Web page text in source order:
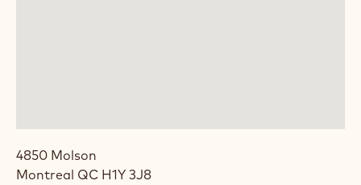
4850 Molson
Montreal QC H1Y 3J8